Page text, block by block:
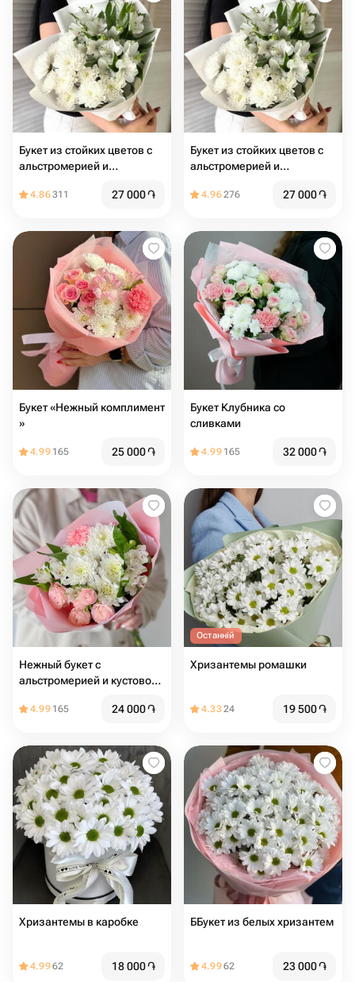
Букет из стойких цветов с
альстромерией и
4.86311 27 000֏
Букет из стойких цветов с
альстромерией и
4.96276 27 000֏
Букет «Нежный комплимент
»
4.99 165 25 000֏
Букет Клубника со
сливками
4.99 165 32 000֏
Нежный букет с
альстромерией и кустовой
4.99 165 24 000֏
Останній
Хризантемы ромашки
4.3324 19 500֏
Хризантемы в каробке
4.9962 18 000֏
ББукет из белых хризантем
4.9962 23 000֏